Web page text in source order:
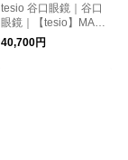
tesio 谷口眼鏡｜谷口
眼鏡｜【tesio】MAC
HI サングラス
40,700円